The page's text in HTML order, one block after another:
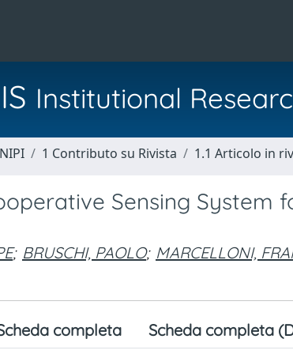
Institutional
1 Contributo su Rivista 1.1 Articolo in
Sensing
; BRUSCHI, PAOLO; MARCELLONI,
completa Scheda completa